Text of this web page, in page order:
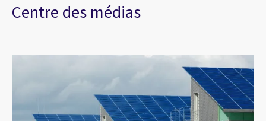
Centre des médias